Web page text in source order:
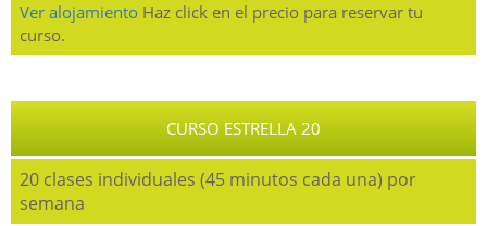
Ver alojamiento Haz click en el precio para reservar tu
curso.
CURSO ESTRELLA 20
20 clases individuales (45 minutos cada una) por
semana